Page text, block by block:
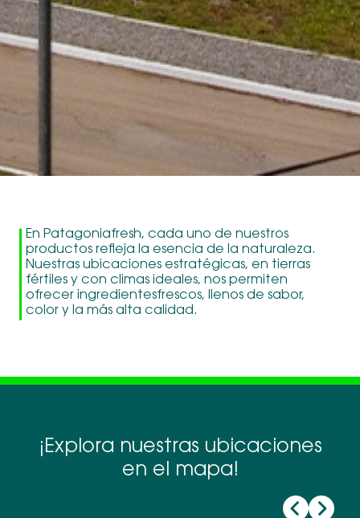
En Patagoniafresh, cada uno de nuestros
productos refleja la esencia de la naturaleza.
Nuestras ubicaciones estratégicas, en tierras
fértiles y con climas ideales, nos permiten
ofrecer ingredientesfrescos, llenos de sabor,
color y la más alta calidad.
¡Explora nuestras ubicaciones
en el mapa!